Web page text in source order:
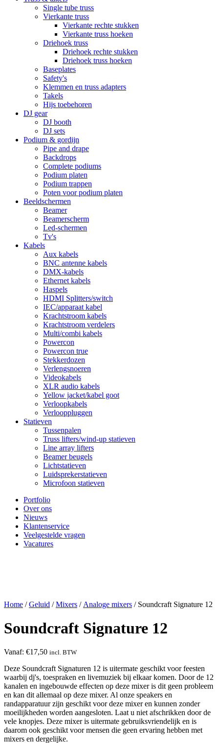
Single tube truss
Vierkante truss
Vierkante rechte stukken
Vierkante truss hoeken
Driehoek truss
Driehoek rechte stukken
Driehoek truss hoeken
Baseplates
Safety's
Klemmen en truss adapters
Takels
Hijs toebehoren
DJ gear
DJ booth
DJ sets
Podium & gordijn
Pipe and drape
Backdrops
Complete podiums
Podium platen
Podium trappen
Poten voor podium platen
Beeldschermen
Beamer
Beamerscherm
Led-schermen
Tv's
Kabels
Aux kabels
BNC antenne kabels
DMX-kabels
Ethernet kabels
Haspels
HDMI Splitters/switch
IEC/apparaat kabel
Krachtstroom kabels
Krachtstroom verdelers
Multi/combi kabels
Powercon
Powercon true
Stekkerdozen
Verlengsnoeren
Videokabels
XLR audio kabels
Yellow jacket/kabel goot
Verloopkabels
Verlooppluggen
Statieven
Tussenpalen
Truss lifters/wind-up statieven
Line array lifters
Beamer beugels
Lichtstatieven
Luidsprekerstatieven
Microfoon statieven
Portfolio
Over ons
Nieuws
Klantenservice
Veelgestelde vragen
Vacatures
Home /Geluid /Mixers / Analoge mixers / Soundcraft Signature 12
Soundcraft Signature 12
Vanaf: €17,50 incl. BTW
Deze Soundcraft Signaturen 12 is uitermate geschikt voor feesten
waarbij dj's, toespraken en livemuziek bij elkaar komen. Door de 12
kanalen en ingebouwde effecten op deze mixer is dit geen probleem
en kan dit allemaal op deze mixer. Al onze speakers en
randapparatuur zijn geschikt voor deze mixer en kunnen zonder
moeilijkheden worden aangesloten. Laat u niet afschrikken door de
vele knopjes. Deze mixer is uitermate gebruiksvriendelijk en is
daarom ook geschikt voor mensen die geen ervaring hebben met
mixers en dergelijke.